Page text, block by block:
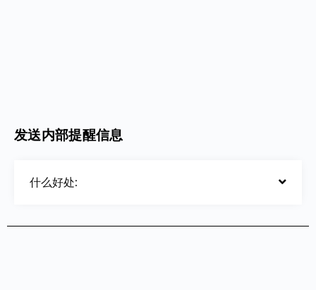
发送内部提醒信息
什么好处: